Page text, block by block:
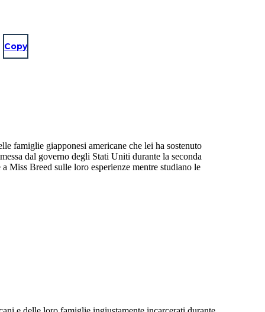
Copy
famiglie giapponesi americane che lei ha sostenuto
dal governo degli Stati Uniti durante la seconda
Miss Breed sulle loro esperienze mentre studiano le